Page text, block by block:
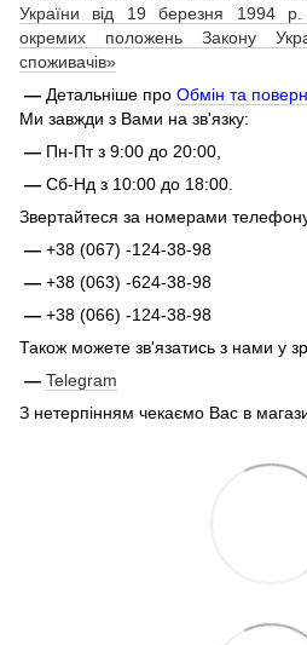
України від 19 березня 1994
окремих положень Закону
споживачів»
— Детальніше про Обмін та
Ми завжди з Вами на зв'язку:
— Пн-Пт з 9:00 до 20:00,
— Сб-Нд з 10:00 до 18:00.
Звертайтеся за номерами
— +38 (067) -124-38-98
— +38 (063) -624-38-98
— +38 (066) -124-38-98
Також можете зв'язатись з нами у
— Telegram
З нетерпінням чекаємо Вас в